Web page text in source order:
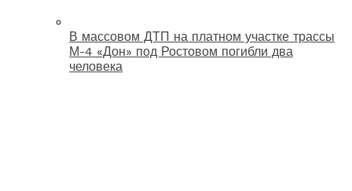
В массовом ДТП на платном участке трассы
М-4 «Дон» под Ростовом погибли два
человека